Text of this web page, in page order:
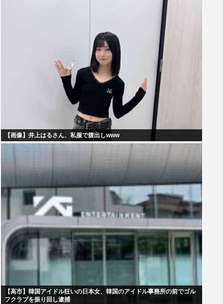
【画像】井上はるさん、私服で腹出しwww
【高市】韓国アイドル狂いの日本女、韓国のアイドル事務所の前でゴル
フクラブを振り回し逮捕